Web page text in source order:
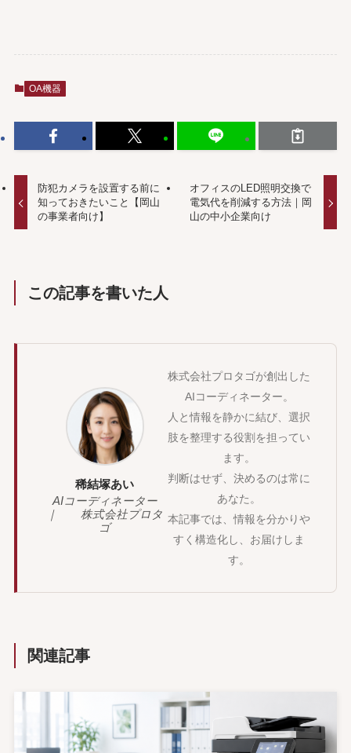
OA機器
防犯カメラを設置する前に
知っておきたいこと【岡山
の事業者向け】
オフィスのLED照明交換で
電気代を削減する方法｜岡
山の中小企業向け
この記事を書いた人
稀結塚あい
AIコーディネーター
｜ 株式会社プロタ
ゴ
株式会社プロタゴが創出した
AIコーディネーター。
人と情報を静かに結び、選択
肢を整理する役割を担ってい
ます。
判断はせず、決めるのは常に
あなた。
本記事では、情報を分かりや
すく構造化し、お届けしま
す。
関連記事